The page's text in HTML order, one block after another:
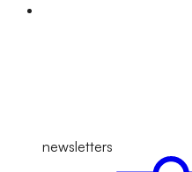
newsletters